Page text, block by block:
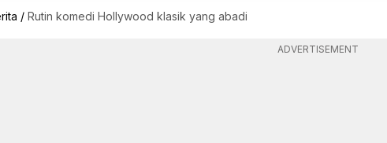
/ Rutin komedi Hollywood klasik yang abadi
ADVERTISEMENT